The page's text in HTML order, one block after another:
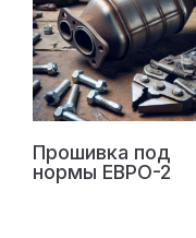
Прошивка под
нормы ЕВРО-2